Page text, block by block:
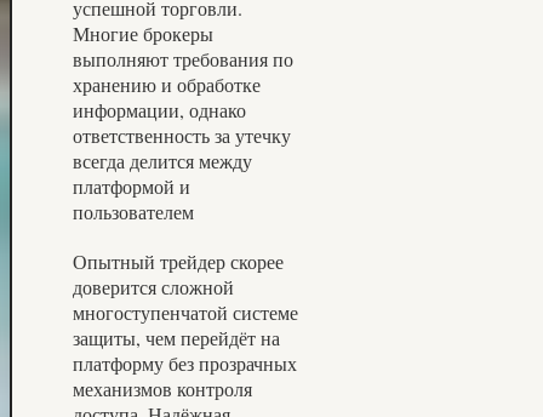
успешной торговли.
Многие брокеры
выполняют требования по
хранению и обработке
информации, однако
ответственность за утечку
всегда делится между
платформой и
пользователем
Опытный трейдер скорее
доверится сложной
многоступенчатой системе
защиты, чем перейдёт на
платформу без прозрачных
механизмов контроля